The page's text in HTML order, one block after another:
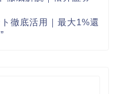
徹底活用｜最大1%還